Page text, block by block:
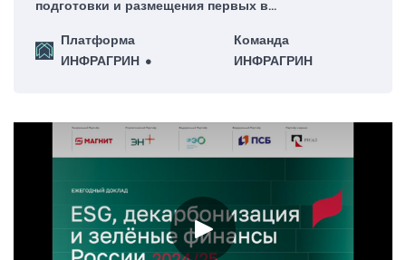
подготовки и размещения первых в
ТКО компании ООО «РСБ ХМАО» для
финансирования концессионного проекта.
Платформа
ИНФРАГРИН
Команда
ИНФРАГРИН